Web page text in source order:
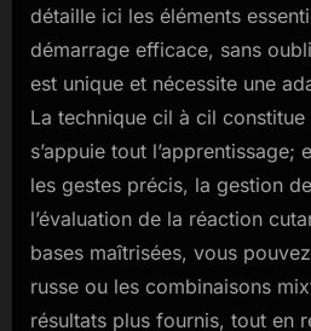
détaille ici les éléments
démarrage efficace, sans
est unique et nécessite une
La technique cil à cil
s’appuie tout l’apprentissage;
les gestes précis, la gestion
l’évaluation de la réaction
bases maîtrisées, vous
russe ou les combinaisons
résultats plus fournis, tout en